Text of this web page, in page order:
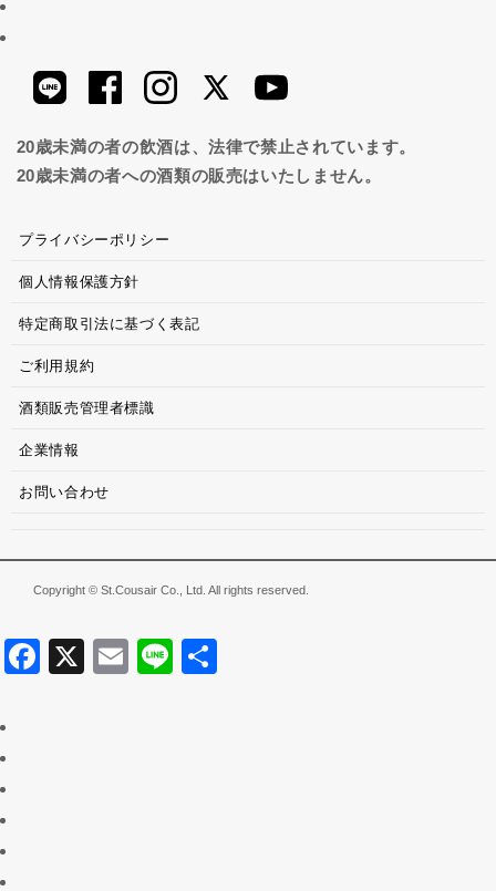
20歳未満の者の飲酒は、法律で禁止されています。
20歳未満の者への酒類の販売はいたしません。
プライバシーポリシー
個人情報保護方針
特定商取引法に基づく表記
ご利用規約
酒類販売管理者標識
企業情報
お問い合わせ
Copyright © St.Cousair Co., Ltd. All rights reserved.
Facebook
X Email
Line